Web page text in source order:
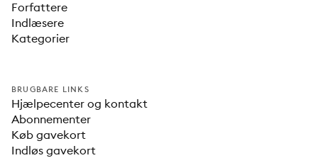
Forfattere
Indlæsere
Kategorier
BRUGBARE LINKS
Hjælpecenter og kontakt
Abonnementer
Køb gavekort
Indløs gavekort